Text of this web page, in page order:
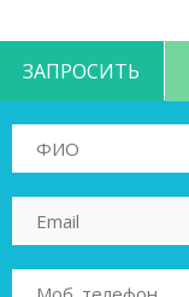
ЗАПРОСИТЬ